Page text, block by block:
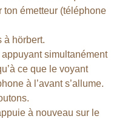
ton émetteur (téléphone
à hörbert.
simultanément
ce que le voyant
à l’avant s’allume.
à nouveau sur le